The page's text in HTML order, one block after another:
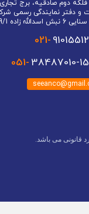
فلکه دوم صادقیه، برج
و دفتر نمایندگی رسمی
زاده 9/1 پلاک 34 واحد 3
021- 91015512
051- 38487010-15
قانونی می باشد.